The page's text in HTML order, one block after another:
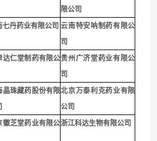
限公司
七丹药业有限公司 云南特安呐制药有限公
司
达仁堂制药有限公贵州广济堂药业有限公
司
晶珠藏药股份有限北京万泰利克药业有限
公司
徽芝堂药业有限公浙江科达生物有限公司